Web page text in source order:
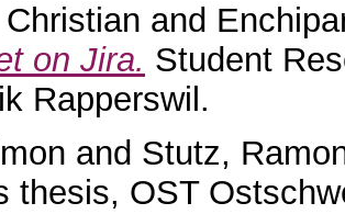
and
on Jira. Student
Rapperswil.
and Stutz,
thesis, OST